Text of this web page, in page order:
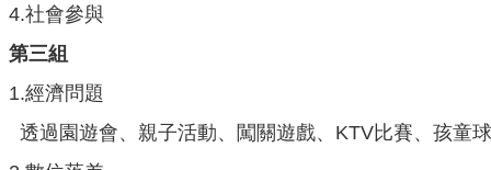
4.社會參與
第三組
1.經濟問題
透過園遊會、親子活動、闖關遊戲、KTV比賽、孩童球